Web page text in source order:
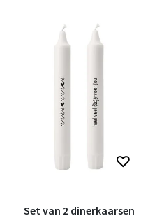
Set van 2 dinerkaarsen